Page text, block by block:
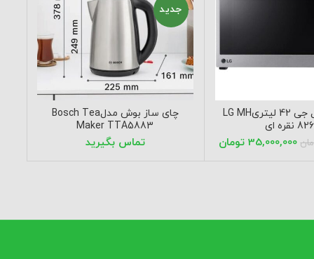
مایکروویو ال جی 42 لیتریLG MH
نقره ای
35,000,000 تومان
جدید
چای ساز بوش مدلBosch Tea
Maker TTA5883